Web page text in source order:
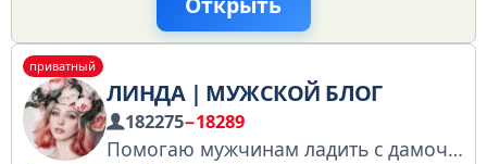
приватный
ЛИНДА | МУЖСКОЙ БЛОГ
182275−18289
Помогаю мужчинам ладить с дамочками с 2020 года. Авторская методика